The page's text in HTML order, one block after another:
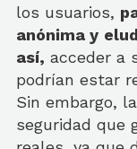
los usuarios,
anónima y
así, acceder a
podrían estar
Sin embargo,
seguridad que